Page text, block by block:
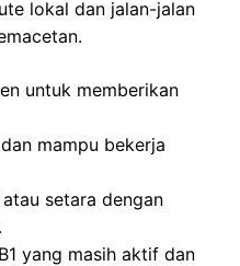
lokal dan jalan-jalan
untuk memberikan
mampu bekerja
setara dengan
yang masih aktif dan